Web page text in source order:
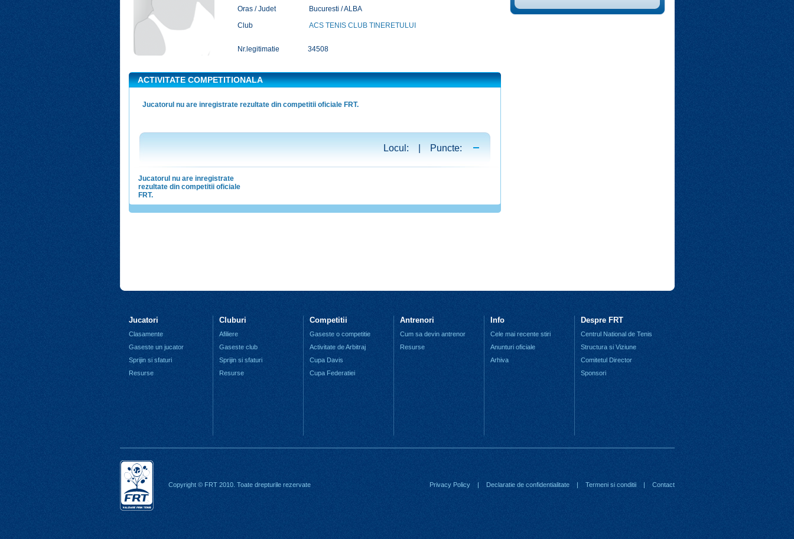
Oras / Judet
Bucuresti / ALBA
Club
ACS TENIS CLUB TINERETULUI
Nr.legitimatie 34508
ACTIVITATE COMPETITIONALA
Jucatorul nu are inregistrate rezultate din competitii oficiale FRT.
Locul: | Puncte:
Jucatorul nu are inregistrate
rezultate din competitii oficiale
FRT.
Jucatori
Clasamente
Gaseste un jucator
Sprijin si sfaturi
Resurse
Cluburi
Afiliere
Gaseste club
Sprijin si sfaturi
Resurse
Competitii
Gaseste o competitie
Activitate de Arbitraj
Cupa Davis
Cupa Federatiei
Antrenori
Cum sa devin antrenor
Resurse
Info
Cele mai recente stiri
Anunturi oficiale
Arhiva
Despre FRT
Centrul National de Tenis
Structura si Viziune
Comitetul Director
Sponsori
Copyright © FRT 2010. Toate drepturile rezervate Contact
|
Termeni si conditii
|
Declaratie de confidentialitate
|
Privacy Policy